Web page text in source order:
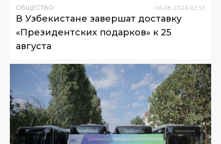
ОБЩЕСТВО 06 08 2026 02:53
В Узбекистане завершат доставку
«Президентских подарков» к 25
августа